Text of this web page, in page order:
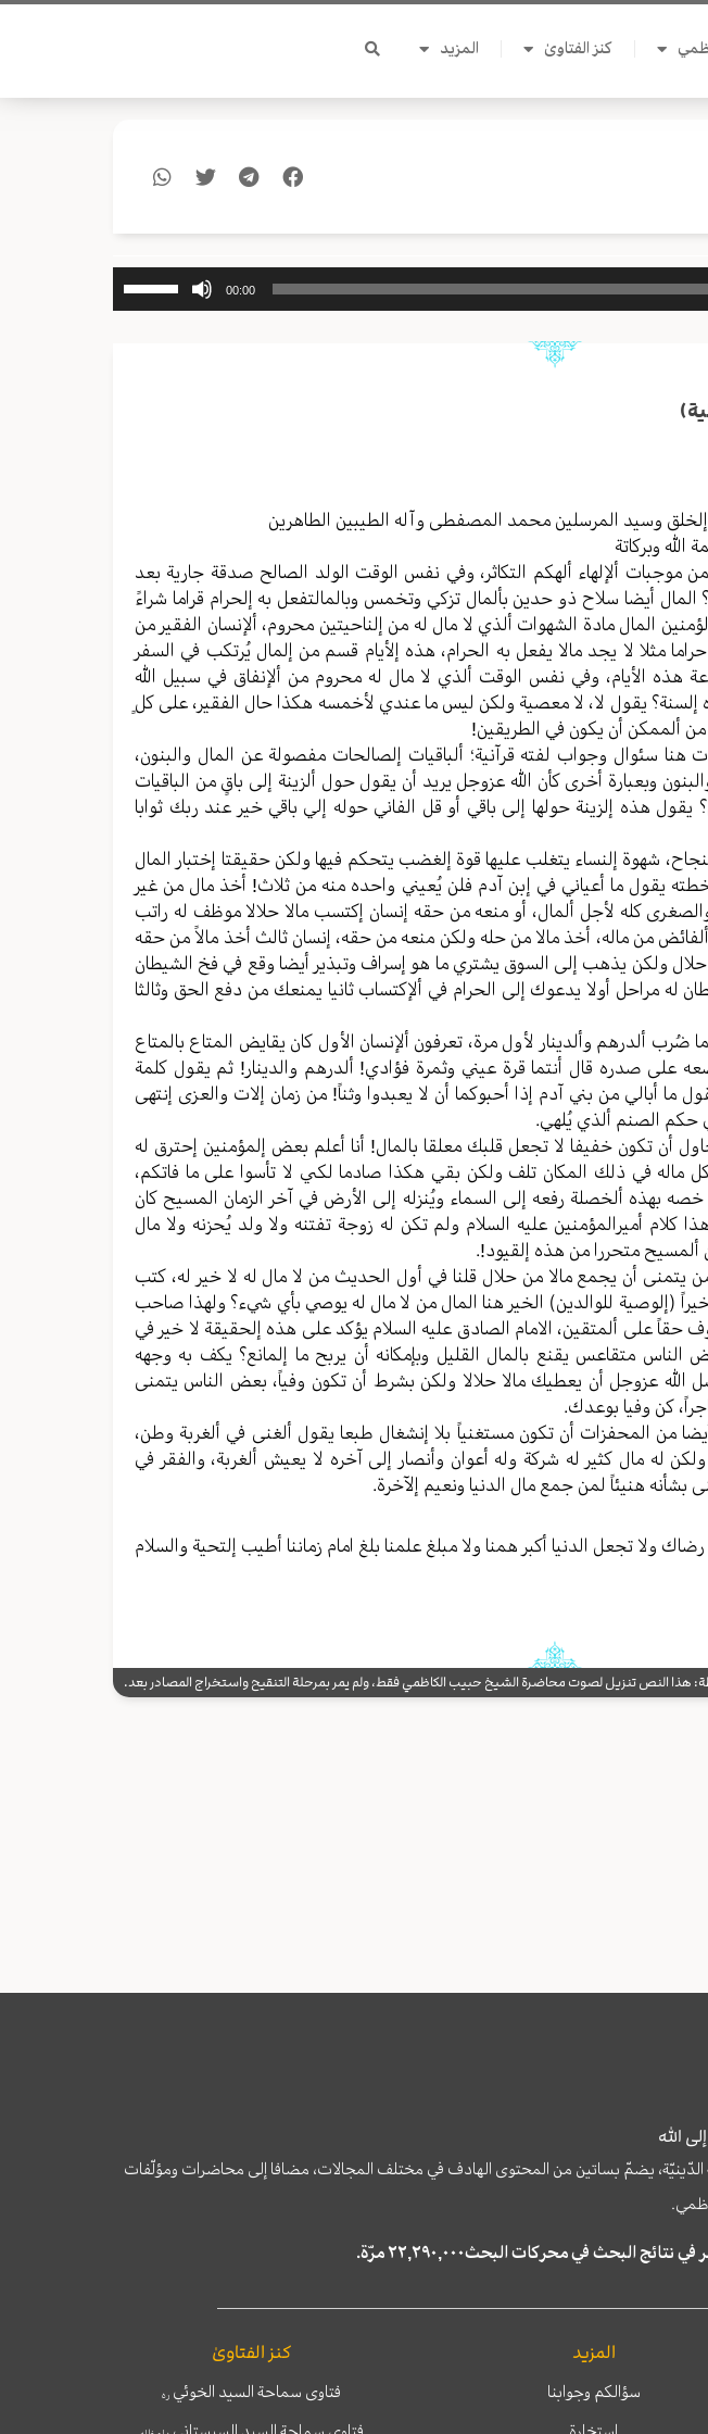
كنز الفتاوىٰ المزيد
00:00
وسید المرسلین محمد المصفطی وآله الطیبین الطاهرین
وبرکاتة
موجبات ألإلهاء ألهکم التکاثر، وفي نفس الوقت الولد الصالح صدقة جاریة بعد
المال أیضا سلاح ذو حدین بألمال تزكي وتخمس وبالمالتفعل به إلحرام قراما شراءً
المال مادة الشهوات ألذي لا مال له من إلناحيتين محروم، ألإنسان الفقیر من
مثلا لا یجد مالا یفعل به الحرام، هذه إلأیام قسم من إلمال یُرتکب في السفر
هذه الأیام، وفي نفس الوقت ألذي لا مال له محروم من ألإنفاق في سبیل الله
یقول لا، لا معصیة ولکن لیس ما عندي لأخمسه هکذا حال الفقیر، علی کلٍ
من ألممکن أن یکون في الطریقین!
هنا سئوال وجواب لفته قرآنیة؛ ألباقیات إلصالحات مفصولة عن المال والبنون،
وبعبارة أخری کأن الله عزوجل یرید أن یقول حول ألزینة إلی باقٍ من الباقیات
یقول هذه إلزینة حولها إلی باقي أو قل الفاني حوله إلي باقي خیر عند ربك ثوابا
شهوة إلنساء یتغلب علیها قوة إلغضب یتحکم فیها ولکن حقیقتا إختبار المال
یقول ما أعیاني في إبن آدم فلن یُعیني واحده منه من ثلاث! أخذ مال من غیر
کله لأجل ألمال، أو منعه من حقه إنسان إکتسب مالا حلالا موظف له راتب
من ماله، أخذ مالا من حله ولکن منعه من حقه، إنسان ثالث أخذ مالاً من حقه
ولکن یذهب إلی السوق یشتري ما هو إسراف وتبذیر أیضا وقع في فخ الشیطان
له مراحل أولا یدعوك إلی الحرام في ألإکتساب ثانیا یمنعك من دفع الحق وثالثا
ألدرهم وألدینار لأول مرة، تعرفون ألإنسان الأول کان یقایض المتاع بالمتاع
علی صدره قال أنتما قرة عیني وثمرة فؤادي! ألدرهم والدینار! ثم یقول کلمة
ما أبالي من بني آدم إذا أحبوکما أن لا یعبدوا وثناً! من زمان إلات والعزی إنتهی
حکم الصنم ألذي یُلهي.
أن تکون خفیفا لا تجعل قلبك معلقا بالمال! أنا أعلم بعض إلمؤمنین إحترق له
ماله في ذلك المکان تلف ولکن بقي هکذا صادما لکي لا تأسوا علی ما فاتکم،
بهذه ألخصلة رفعه إلی السماء ویُنزله إلی الأرض في آخر الزمان المسیح کان
کلام أمیرالمؤمنین علیه السلام ولم تکن له زوجة تفتنه ولا ولد یُحزنه ولا مال
ألمسیح متحررا من هذه إلقیود!.
یتمنی أن یجمع مالا من حلال قلنا في أول الحدیث من لا مال له لا خیر له، کتب
(إلوصية للوالدین) الخیر هنا المال من لا مال له یوصي بأي شيء؟ ولهذا صاحب
حقاً علی ألمتقین، الامام الصادق علیه السلام یؤکد علی هذه إلحقیقة لا خیر في
متقاعس یقنع بالمال القلیل وبإمکانه أن یربح ما إلمانع؟ یکف به وجهه
عزوجل أن یعطیك مالا حلالا ولکن بشرط أن تکون وفیاً، بعض الناس یتمنی
کن وفیا بوعدك.
من المحفزات أن تکون مستغنیاً بلا إنشغال طبعا یقول ألغنی في ألغربة وطن،
له مال کثیر له شرکة وله أعوان وأنصار إلی آخره لا یعیش ألغربة، والفقر في
بشأنه هنیئاً لمن جمع مال الدنیا ونعیم إلآخرة.
ولا تجعل الدنیا أکبر همنا ولا مبلغ علمنا بلغ امام زماننا أطیب إلتحیة والسلام
هذا النص تنزيل لصوت محاضرة الشيخ حبيب الكاظمي فقط، ولم يمر بمرحلة التنقيح واستخراج المصادر بعد.
الله
الدّينيّة، يضمّ بساتين من المحتوى الهادف في مختلف المجالات، مضافا إلى محاضرات ومؤلّفات
المزيد
سؤالكم وجوابنا
كنز الفتاوىٰ
فتاوى سماحة السيد الخوئي ره